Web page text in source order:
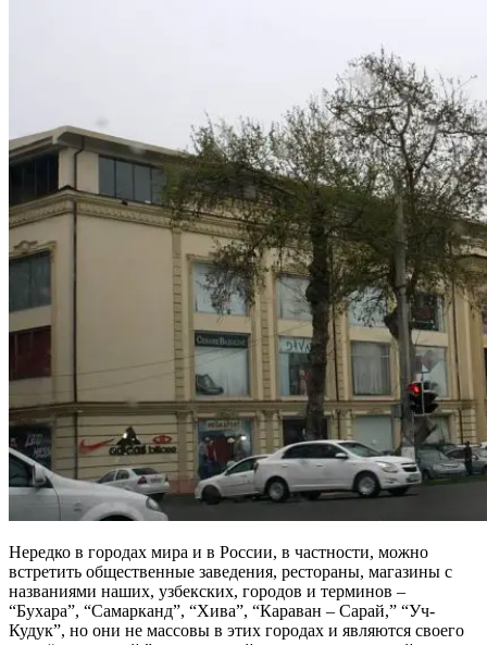
Нередко в городах мира и в России, в частности, можно
встретить общественные заведения, рестораны, магазины с
названиями наших, узбекских, городов и терминов –
“Бухара”, “Самарканд”, “Хива”, “Караван – Сарай,” “Уч-
Кудук”, но они не массовы в этих городах и являются своего